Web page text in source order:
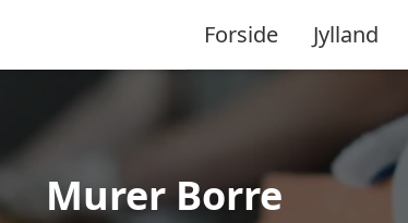
Forside Jylland
Murer Borre